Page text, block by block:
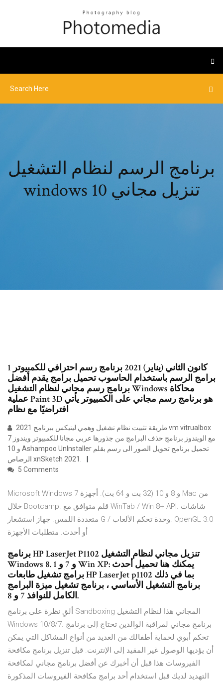
برنامج الرسم لنظام التشغيل
windows 10 تنزيل مجاني
1 كانون الثاني (يناير) 2021 برنامج رسم احترافي للكمبيوتر
برامج الرسم باستخدام الحاسوب تحميل برامج يقدم أفضل
برنامج رسم مجاني لنظام التشغيل Windows محاكاة
عملية Paint 3D هو برنامج رسم مجاني على الكمبيوتر يأتي
افتراضيًا مع نظام
مع الويندوز برنامج حذف البرامج من جذورها عربي مجانا للكمبيوتر ويندوز 7
و 10 Ashampoo UnInstaller تحميل برنامج تحويل الصور الى رسم بقلم
الرصاص xnSketch 2021.
5 Comments
Microsoft Windows 7 و 8 و 10 (32 بت و 64 بت). أجهزة Mac من
خلال Bootcamp. قلم متوافق مع WinTab / Win 8+ API. شاشات
متعددة اللمس. جهاز استشعار G / وحدة تحكم الألعاب. OpenGL 3.0
أو أحدث. متطلبات الأجهزة
برنامج HP LaserJet P1102 تنزيل مجاني لنظام التشغيل
Windows 8. 1 و 7 و Win XP: يمكنك هنا تحميل أحدث
برامج تشغيل طابعات HP LaserJet p1102 بما في ذلك
برنامج التشغيل الأساسي ، برنامج تشغيل ميزة البرامج
الكامل للنوافذ 7 و 8.
ألقِ نظرة على برنامج Sandboxing المجاني هذا لنظام التشغيل
Windows 10/8/7. برنامج مجاني لمراقبة الوالدين تحتاج إلى برنامج
تحكم أبوي لحماية أطفالك من العديد من أنواع المشاكل التي يمكن
أن يؤديها الوصول غير المقيد إلى الإنترنت. قبل تنزيل برنامج مكافحة
الفيروسات هذا قبل أن أخبرك عن أفضل برنامج مجاني لمكافحة
التهديد لديك قبل استخدام أحد برامج مكافحة الفيروسات المذكورة